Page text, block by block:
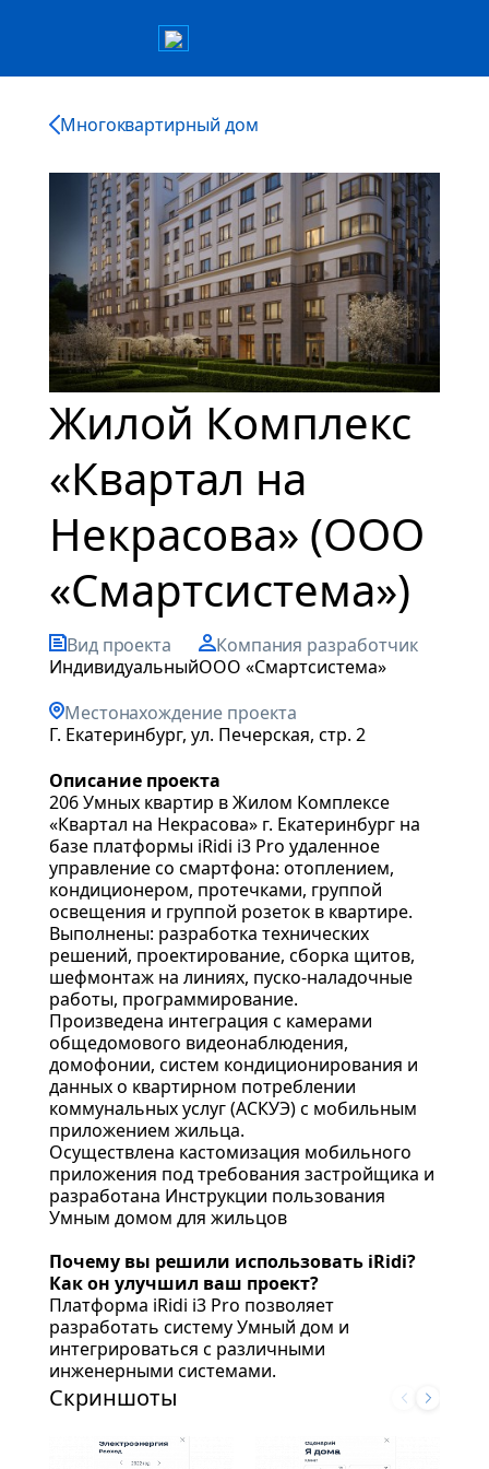
Многоквартирный дом
Скриншоты
Жилой Комплекс
«Квартал на
Некрасова» (ООО
«Смартсистема»)
Вид проекта
индивидуальный
Компания разработчик
ООО «Смартсистема»
Местонахождение проекта
г. Екатеринбург, ул. Печерская, стр. 2
Описание проекта
206 Умных квартир в Жилом Комплексе
«Квартал на Некрасова» г. Екатеринбург на
базе платформы iRidi i3 Pro удаленное
управление со смартфона: отоплением,
кондиционером, протечками, группой
освещения и группой розеток в квартире.
Выполнены: разработка технических
решений, проектирование, сборка щитов,
шефмонтаж на линиях, пуско-наладочные
работы, программирование.
Произведена интеграция с камерами
общедомового видеонаблюдения,
домофонии, систем кондиционирования и
данных о квартирном потреблении
коммунальных услуг (АСКУЭ) с мобильным
приложением жильца.
Осуществлена кастомизация мобильного
приложения под требования застройщика и
разработана Инструкции пользования
Умным домом для жильцов
Почему вы решили использовать iRidi?
Как он улучшил ваш проект?
Платформа iRidi i3 Pro позволяет
разработать систему Умный дом и
интегрироваться с различными
инженерными системами.